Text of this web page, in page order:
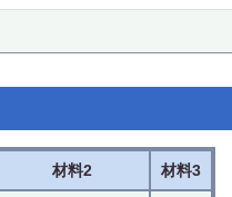
材料2 材料3